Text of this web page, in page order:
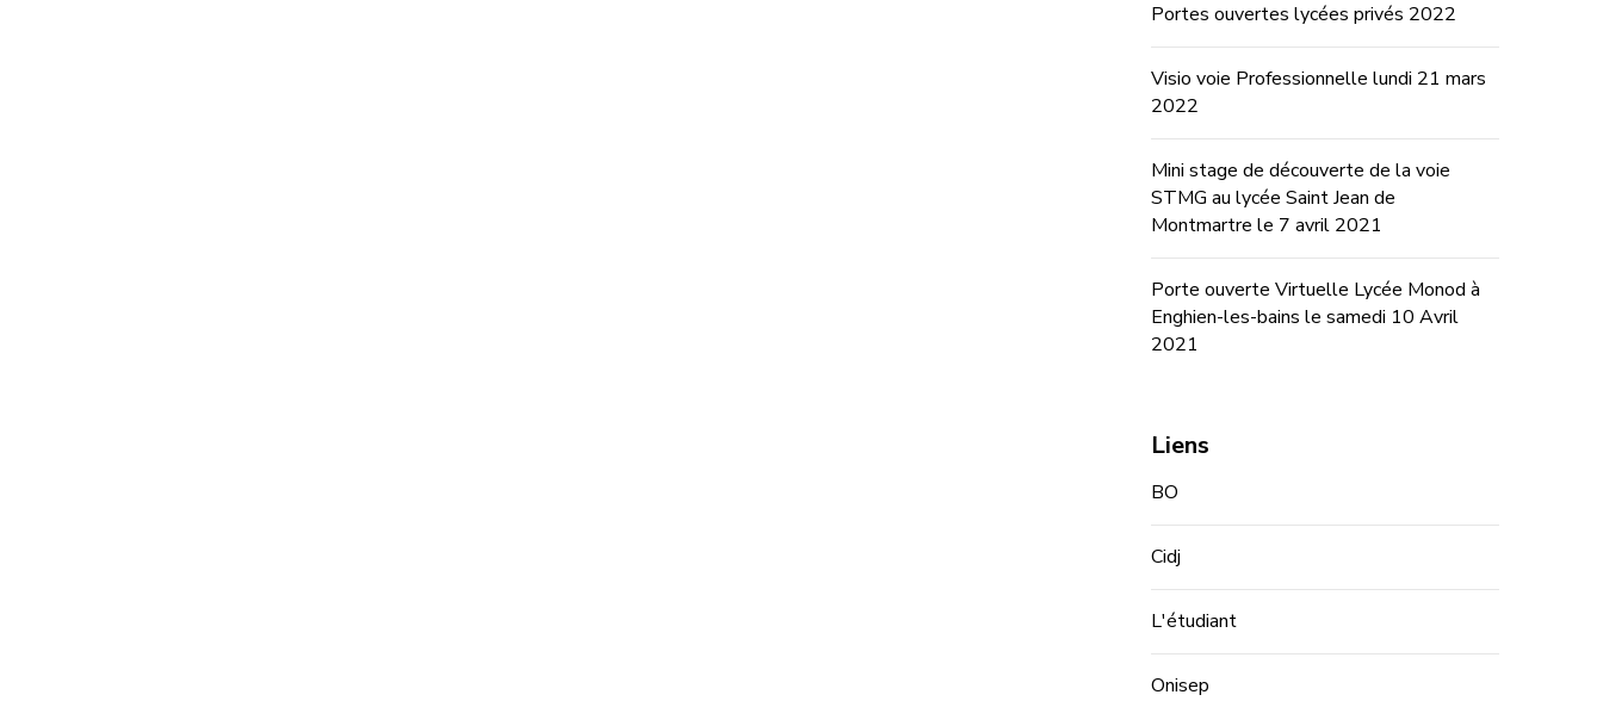
Portes ouvertes lycées privés 2022
Visio voie Professionnelle lundi 21 mars
2022
Mini stage de découverte de la voie
STMG au lycée Saint Jean de
Montmartre le 7 avril 2021
Porte ouverte Virtuelle Lycée Monod à
Enghien-les-bains le samedi 10 Avril
2021
Liens
BO
Cidj
L'étudiant
Onisep